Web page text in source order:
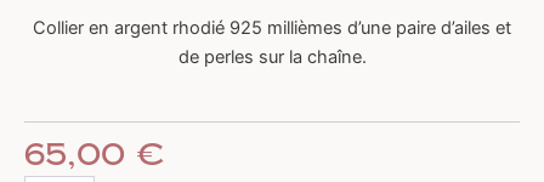
Collier en argent rhodié 925 millièmes d’une paire d’ailes et
de perles sur la chaîne.
65,00 €